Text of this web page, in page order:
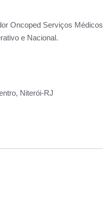
Oncoped Serviços Médicos
e Nacional.
Niterói-RJ